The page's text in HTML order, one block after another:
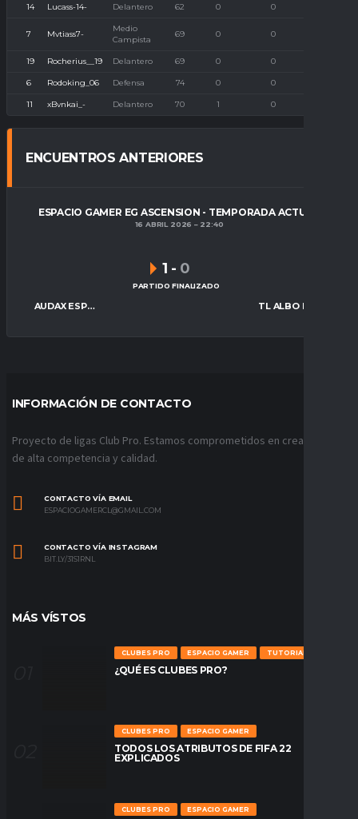
14 Lucass-14- Delantero 62 0 0
7 Mvtiass7-
Medio
Campista
69 0 0
19 Rocherius__19 Delantero 69 0 0
6 Rodoking_06 Defensa 74 0 0
11 xBvnkai_- Delantero 70 1 0
ENCUENTROS ANTERIORES
ESPACIO GAMER EG ASCENSION - TEMPORADA ACTUAL
16 ABRIL 2026 22:40
AUDAX ESPORTS TL ALBO FC
1 - 0
PARTIDO FINALIZADO
INFORMACIÓN DE CONTACTO
Proyecto de ligas Club Pro. Estamos comprometidos en crear ligas
de alta competencia y calidad.
CONTACTO VÍA EMAIL
ESPACIOGAMERCL@GMAIL.COM
CONTACTO VÍA INSTAGRAM
BIT.LY/31S1RNL
MÁS VÍSTOS
CLUBES PRO ESPACIO GAMER TUTORIALES
¿QUÉ ES CLUBES PRO?
CLUBES PRO ESPACIO GAMER
TODOS LOS ATRIBUTOS DE FIFA 22
EXPLICADOS
CLUBES PRO ESPACIO GAMER